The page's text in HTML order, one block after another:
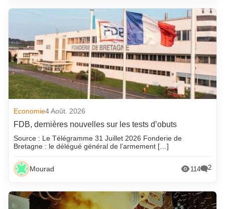
Economie4 Août. 2026
FDB, dernières nouvelles sur les tests d’obuts
Source : Le Télégramme 31 Juillet 2026 Fonderie de
Bretagne : le délégué général de l’armement […]
Mourad 114 2